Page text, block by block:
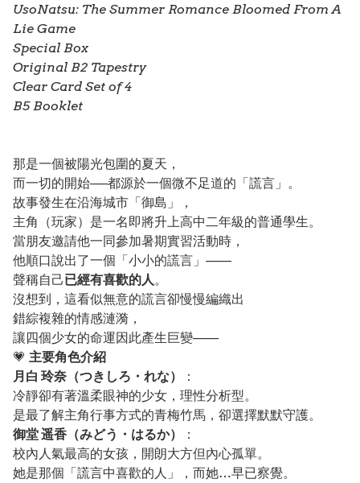
UsoNatsu: The Summer Romance Bloomed From A
Lie Game
Special Box
Original B2 Tapestry
Clear Card Set of 4
B5 Booklet
那是一個被陽光包圍的夏天，
而一切的開始──都源於一個微不足道的「謊言」。
故事發生在沿海城市「御島」，
主角（玩家）是一名即將升上高中二年級的普通學生。
當朋友邀請他一同參加暑期實習活動時，
他順口說出了一個「小小的謊言」——
聲稱自己已經有喜歡的人。
沒想到，這看似無意的謊言卻慢慢編織出
錯綜複雜的情感漣漪，
讓四個少女的命運因此產生巨變——
💗 主要角色介紹
月白 玲奈（つきしろ・れな）
：
冷靜卻有著溫柔眼神的少女，理性分析型。
是最了解主角行事方式的青梅竹馬，卻選擇默默守護。
御堂 遥香（みどう・はるか）
：
校內人氣最高的女孩，開朗大方但內心孤單。
她是那個「謊言中喜歡的人」，而她…早已察覺。